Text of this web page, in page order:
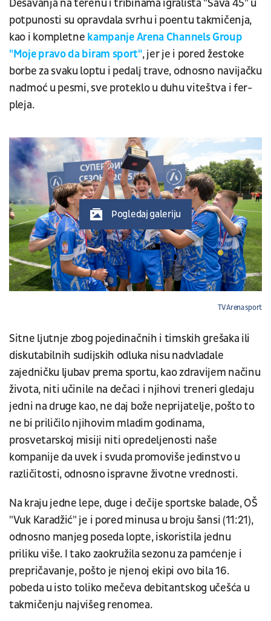
Dešavanja na terenu i tribinama igrališta "Sava 45" u
potpunosti su opravdala svrhu i poentu takmičenja,
kao i kompletne kampanje Arena Channels Group
"Moje pravo da biram sport", jer je i pored žestoke
borbe za svaku loptu i pedalj trave, odnosno navijačku
nadmoć u pesmi, sve proteklo u duhu viteštva i fer-
pleja.
TV Arena sport
Pogledaj galeriju
Sitne ljutnje zbog pojedinačnih i timskih grešaka ili
diskutabilnih sudijskih odluka nisu nadvladale
zajedničku ljubav prema sportu, kao zdravijem načinu
života, niti učinile na dečaci i njihovi treneri gledaju
jedni na druge kao, ne daj bože neprijatelje, pošto to
ne bi priličilo njihovim mladim godinama,
prosvetarskoj misiji niti opredeljenosti naše
kompanije da uvek i svuda promoviše jedinstvo u
različitosti, odnosno ispravne životne vrednosti.
Na kraju jedne lepe, duge i dečije sportske balade, OŠ
"Vuk Karadžić" je i pored minusa u broju šansi (11:21),
odnosno manjeg poseda lopte, iskoristila jednu
priliku više. I tako zaokružila sezonu za pamćenje i
prepričavanje, pošto je njenoj ekipi ovo bila 16.
pobeda u isto toliko mečeva debitantskog učešća u
takmičenju najvišeg renomea.